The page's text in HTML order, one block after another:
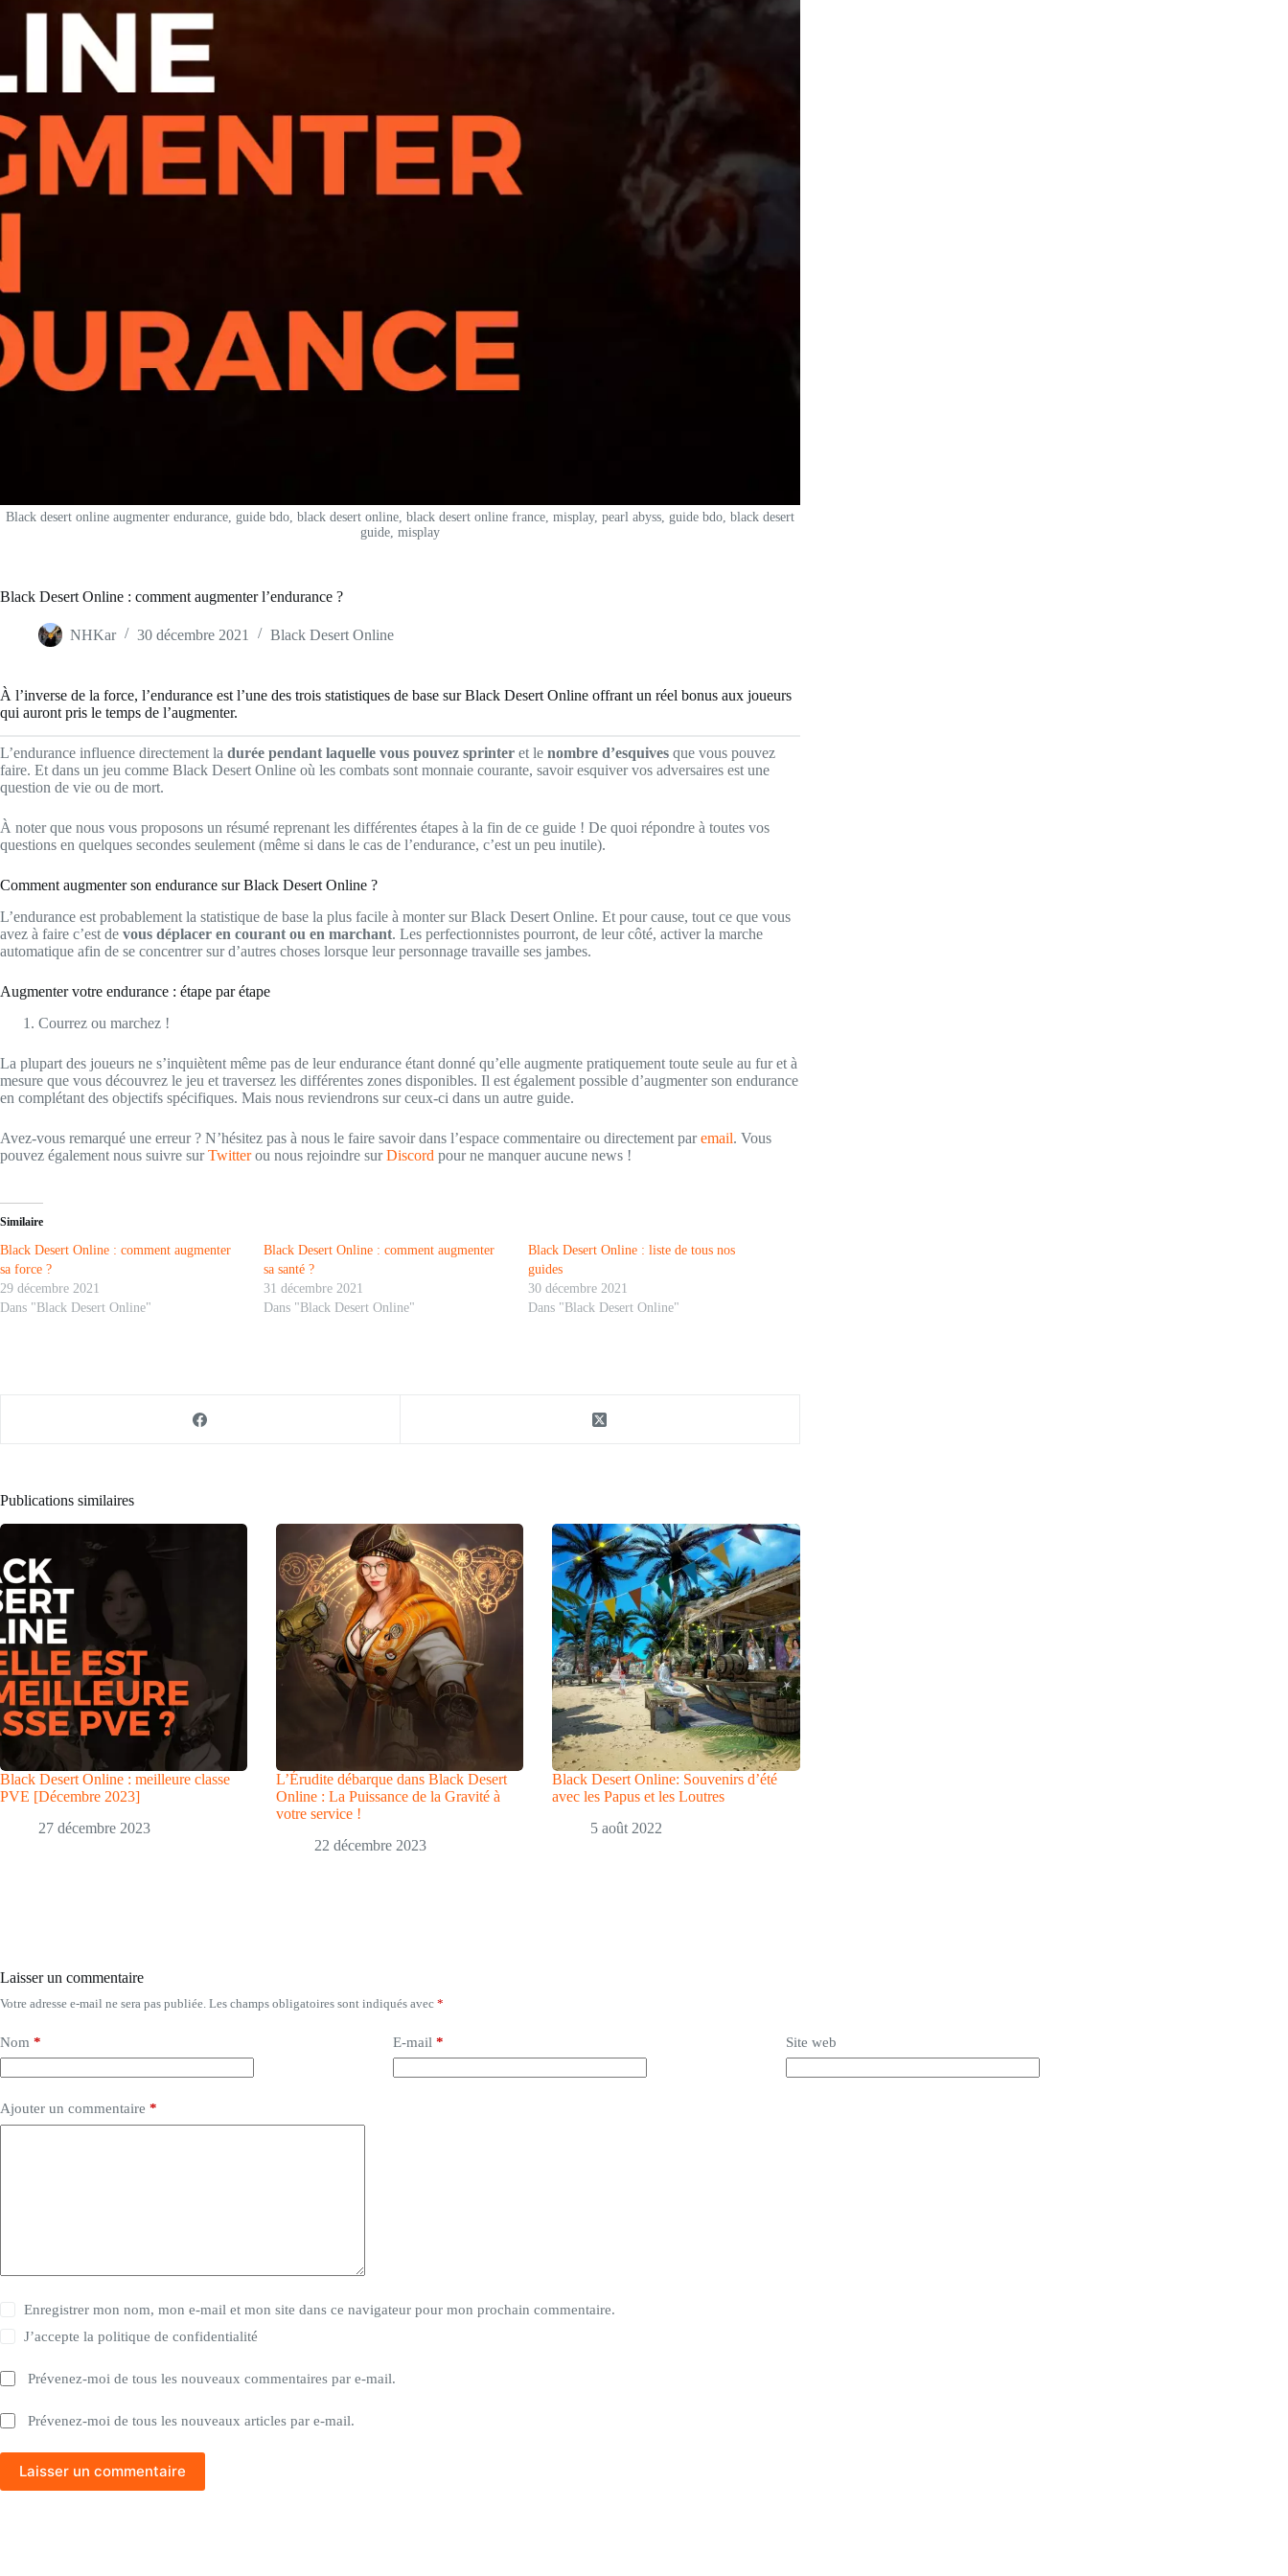
Black desert online augmenter endurance, guide bdo, black desert online, black desert online france, misplay, pearl abyss, guide bdo, black desert
guide, misplay
Black Desert Online : comment augmenter l’endurance ?
NHKar 30 décembre 2021 Black Desert Online
À l’inverse de la force, l’endurance est l’une des trois statistiques de base sur Black Desert Online offrant un réel bonus aux joueurs
qui auront pris le temps de l’augmenter.
L’endurance influence directement la durée pendant laquelle vous pouvez sprinter et le nombre d’esquives que vous pouvez
faire. Et dans un jeu comme Black Desert Online où les combats sont monnaie courante, savoir esquiver vos adversaires est une
question de vie ou de mort.
À noter que nous vous proposons un résumé reprenant les différentes étapes à la fin de ce guide ! De quoi répondre à toutes vos
questions en quelques secondes seulement (même si dans le cas de l’endurance, c’est un peu inutile).
Comment augmenter son endurance sur Black Desert Online ?
L’endurance est probablement la statistique de base la plus facile à monter sur Black Desert Online. Et pour cause, tout ce que vous
avez à faire c’est de vous déplacer en courant ou en marchant. Les perfectionnistes pourront, de leur côté, activer la marche
automatique afin de se concentrer sur d’autres choses lorsque leur personnage travaille ses jambes.
Augmenter votre endurance : étape par étape
Courrez ou marchez !
La plupart des joueurs ne s’inquiètent même pas de leur endurance étant donné qu’elle augmente pratiquement toute seule au fur et à
mesure que vous découvrez le jeu et traversez les différentes zones disponibles. Il est également possible d’augmenter son endurance
en complétant des objectifs spécifiques. Mais nous reviendrons sur ceux-ci dans un autre guide.
Avez-vous remarqué une erreur ? N’hésitez pas à nous le faire savoir dans l’espace commentaire ou directement paremail. Vous
pouvez également nous suivre surTwitterou nous rejoindre surDiscord pour ne manquer aucune news !
Similaire
Black Desert Online : comment augmenter
sa force ?
29 décembre 2021
Dans "Black Desert Online"
Black Desert Online : comment augmenter
sa santé ?
31 décembre 2021
Dans "Black Desert Online"
Black Desert Online : liste de tous nos
guides
30 décembre 2021
Dans "Black Desert Online"
Publications similaires
Black Desert Online : meilleure classe
PVE [Décembre 2023]
27 décembre 2023
L’Érudite débarque dans Black Desert
Online : La Puissance de la Gravité à
votre service !
22 décembre 2023
Black Desert Online: Souvenirs d’été
avec les Papus et les Loutres
5 août 2022
Laisser un commentaire
Votre adresse e-mail ne sera pas publiée. Les champs obligatoires sont indiqués avec *
Nom * E-mail * Site web
Ajouter un commentaire *
Enregistrer mon nom, mon e-mail et mon site dans ce navigateur pour mon prochain commentaire.
J’accepte lapolitique de confidentialité
Prévenez-moi de tous les nouveaux commentaires par e-mail.
Prévenez-moi de tous les nouveaux articles par e-mail.
Laisser un commentaire